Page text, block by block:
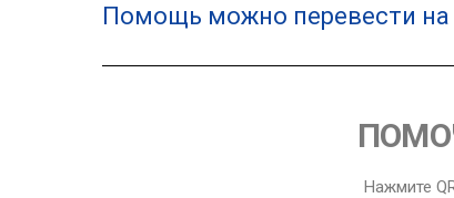
Помощь можно перевести на
Нажмите